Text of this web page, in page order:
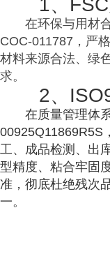
1、
在环保与用材
COC-011787，严
材料来源合法、绿
求。
2、
在质量管理体
00925Q11869R5S
工、成品检测、出
型精度、粘合牢固
准，彻底杜绝残次
一。